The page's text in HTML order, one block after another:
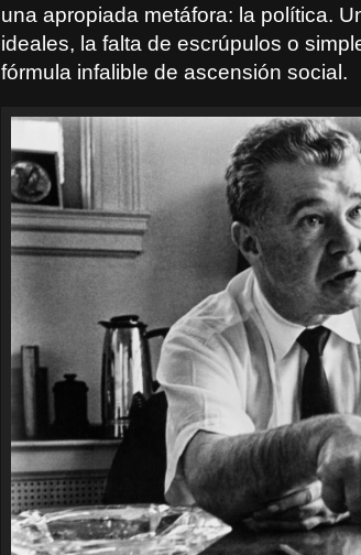
una apropiada metáfora: la política.
ideales, la falta de escrúpulos o
fórmula infalible de ascensión social.